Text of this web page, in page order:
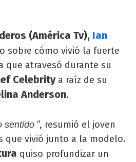
(América Tv), Ian
sobre cómo vivió la fuerte
que atravesó durante su
Celebritya raíz de su
Anderson.
sentido ”, resumió el joven
que vivió junto a la modelo.
quiso profundizar un